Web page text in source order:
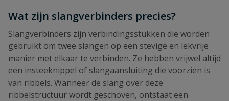
Wat zijn slangverbinders precies?
Slangverbinders zijn verbindingsstukken die worden
gebruikt om twee slangen op een stevige en lekvrije
manier met elkaar te verbinden. Ze hebben vrijwel altijd
een insteeknippel of slangaansluiting die voorzien is
van ribbels. Wanneer de slang over deze
ribbelstructuur wordt geschoven, ontstaat een